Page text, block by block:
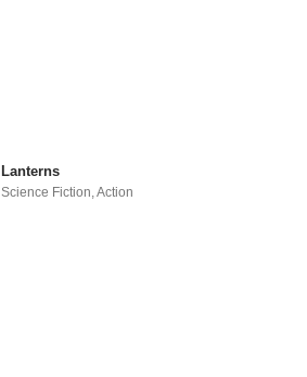
Lanterns
Science Fiction,Action